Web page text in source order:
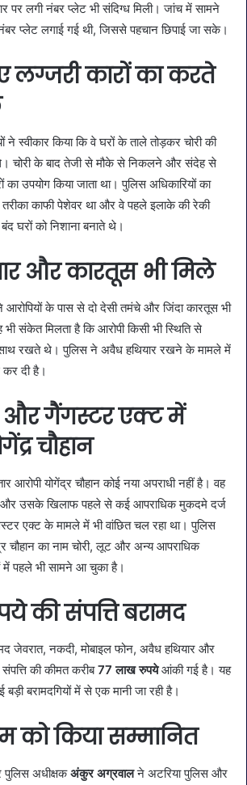
पर लगी नंबर प्लेट भी संदिग्ध मिली। जांच में सामने
प्लेट लगाई गई थी, जिससे पहचान छिपाई जा सके।
लग्जरी कारों का करते
ने स्वीकार किया कि वे घरों के ताले तोड़कर चोरी की
चोरी के बाद तेजी से मौके से निकलने और संदेह से
उपयोग किया जाता था। पुलिस अधिकारियों का
तरीका काफी पेशेवर था और वे पहले इलाके की रेकी
घरों को निशाना बनाते थे।
और कारतूस भी मिले
आरोपियों के पास से दो देसी तमंचे और जिंदा कारतूस भी
संकेत मिलता है कि आरोपी किसी भी स्थिति से
साथ रखते थे। पुलिस ने अवैध हथियार रखने के मामले में
दी है।
और गैंगस्टर एक्ट में
चौहान
आरोपी योगेंद्र चौहान कोई नया अपराधी नहीं है। वह
है और उसके खिलाफ पहले से कई आपराधिक मुकदमे दर्ज
एक्ट के मामले में भी वांछित चल रहा था। पुलिस
चौहान का नाम चोरी, लूट और अन्य आपराधिक
में पहले भी सामने आ चुका है।
की संपत्ति बरामद
जेवरात, नकदी, मोबाइल फोन, अवैध हथियार और
की कीमत करीब77 लाख रुपयेआंकी गई है। यह
बरामदगियों में से एक मानी जा रही है।
को किया सम्मानित
पुलिस अधीक्षकअंकुर अग्रवालने अटरिया पुलिस और